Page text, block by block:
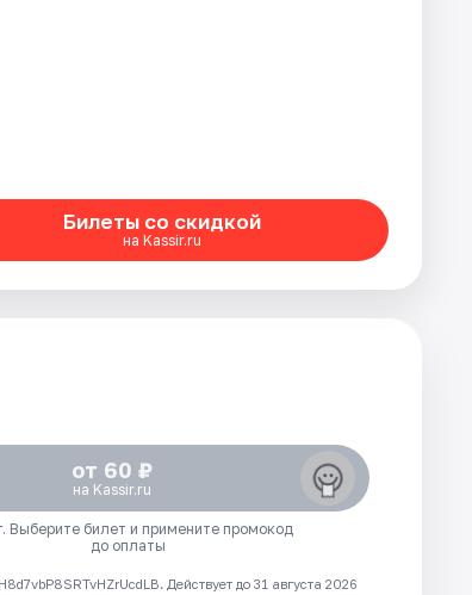
Билеты со скидкой
на Kassir.ru
от 60 ₽
на Kassir.ru
Выберите билет и примените промокод
до оплаты
Действует до 31 августа 2026